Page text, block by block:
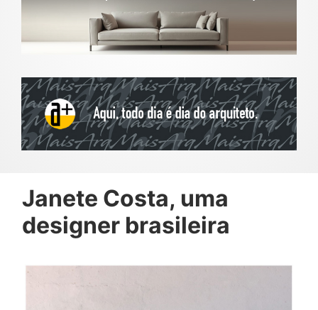
Janete Costa, uma
designer brasileira